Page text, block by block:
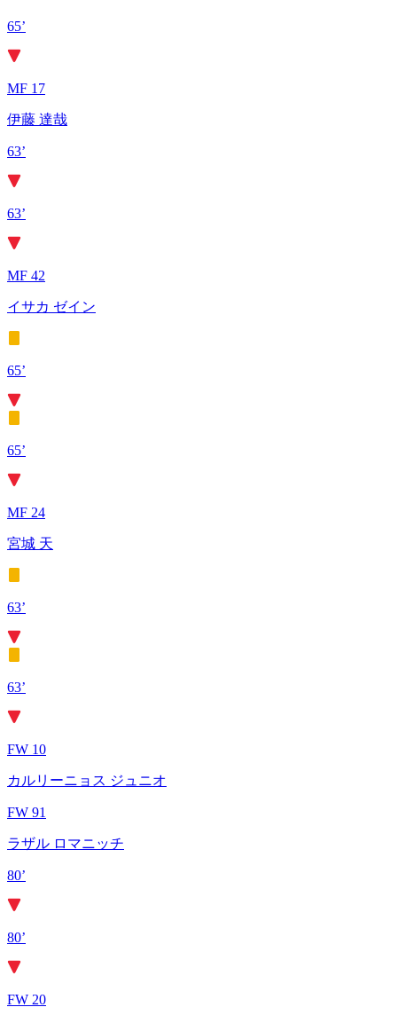
65’
MF 17
伊藤 達哉
63’
63’
MF 42
イサカ ゼイン
65’
65’
MF 24
宮城 天
63’
63’
FW 10
カルリーニョス ジュニオ
FW 91
ラザル ロマニッチ
80’
80’
FW 20